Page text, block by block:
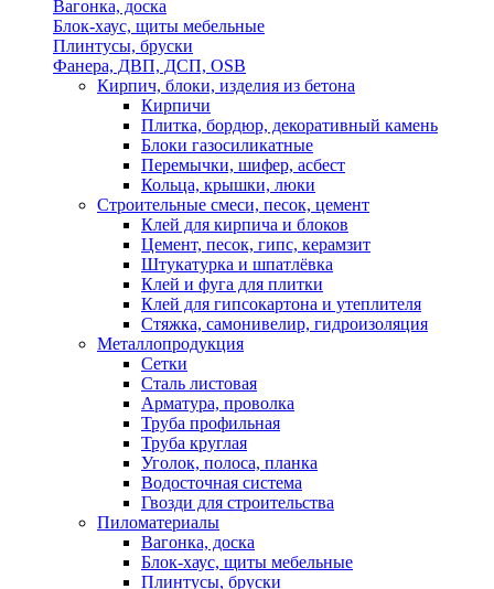
Вагонка, доска
Блок-хаус, щиты мебельные
Плинтусы, бруски
Фанера, ДВП, ДСП, OSB
Кирпич, блоки, изделия из бетона
Кирпичи
Плитка, бордюр, декоративный камень
Блоки газосиликатные
Перемычки, шифер, асбест
Кольца, крышки, люки
Строительные смеси, песок, цемент
Клей для кирпича и блоков
Цемент, песок, гипс, керамзит
Штукатурка и шпатлёвка
Клей и фуга для плитки
Клей для гипсокартона и утеплителя
Стяжка, самонивелир, гидроизоляция
Металлопродукция
Сетки
Сталь листовая
Арматура, проволка
Труба профильная
Труба круглая
Уголок, полоса, планка
Водосточная система
Гвозди для строительства
Пиломатериалы
Вагонка, доска
Блок-хаус, щиты мебельные
Плинтусы, бруски